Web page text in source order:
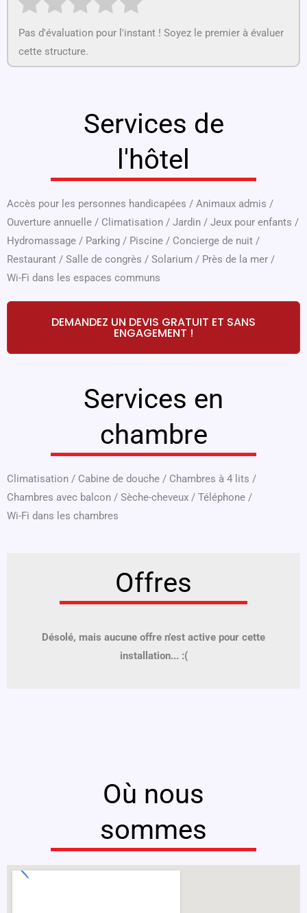
Pas d'évaluation pour l'instant ! Soyez le premier à évaluer
cette structure.
Services de
l'hôtel
Accès pour les personnes handicapées / Animaux admis /
Ouverture annuelle / Climatisation / Jardin / Jeux pour enfants /
Hydromassage / Parking / Piscine / Concierge de nuit /
Restaurant / Salle de congrès / Solarium / Près de la mer /
Wi-Fi dans les espaces communs
DEMANDEZ UN DEVIS GRATUIT ET SANS
ENGAGEMENT !
Services en
chambre
Climatisation / Cabine de douche / Chambres à 4 lits /
Chambres avec balcon / Sèche-cheveux / Téléphone /
Wi-Fi dans les chambres
Offres
Désolé, mais aucune offre n'est active pour cette
installation... :(
Où nous
sommes